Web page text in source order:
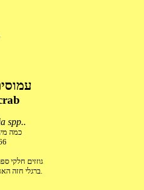
spp..
כמה
גוזזים חלקי
ברגלי חזה האחוריות המופנות לאחור.